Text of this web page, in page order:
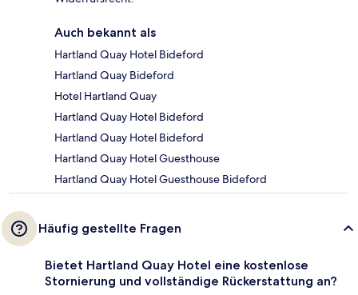
Auch bekannt als
Hartland Quay Hotel Bideford
Hartland Quay Bideford
Hotel Hartland Quay
Hartland Quay Hotel Bideford
Hartland Quay Hotel Bideford
Hartland Quay Hotel Guesthouse
Hartland Quay Hotel Guesthouse Bideford
Häufig gestellte Fragen
Bietet Hartland Quay Hotel eine kostenlose
Stornierung und vollständige Rückerstattung an?